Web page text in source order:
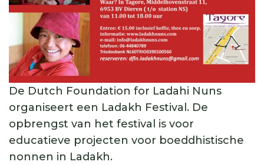
De Dutch Foundation for Ladahi Nuns
organiseert een Ladakh Festival. De
opbrengst van het festival is voor
educatieve projecten voor boeddhistische
nonnen in Ladakh.